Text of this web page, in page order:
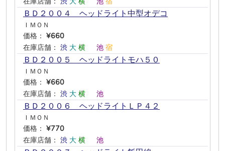
ＢＤ２００４ ヘッドライト中型オデコ
ＩＭＯＮ
価格： ¥660
在庫店舗： 渋 大 横 池 宿
ＢＤ２００５ ヘッドライトモハ５０
ＩＭＯＮ
価格： ¥660
在庫店舗： 渋 大 横 池
ＢＤ２００６ ヘッドライトＬＰ４２
ＩＭＯＮ
価格： ¥770
在庫店舗： 渋 大 横 池